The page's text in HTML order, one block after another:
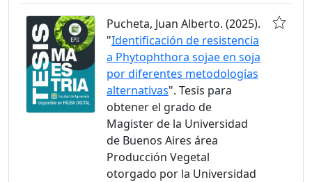
Pucheta, Juan Alberto. (2025).
"Identificación de resistencia
a Phytophthora sojae en soja
por diferentes metodologías
alternativas". Tesis para
obtener el grado de
Magister de la Universidad
de Buenos Aires área
Producción Vegetal
otorgado por la Universidad